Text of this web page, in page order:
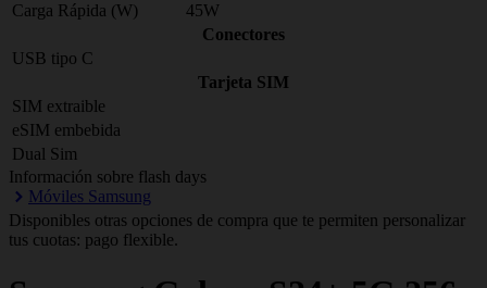
Carga Rápida (W)
45W
Conectores
USB tipo C
Tarjeta SIM
SIM extraible
eSIM embebida
Dual Sim
Información sobre flash days
Móviles Samsung
Disponibles otras opciones de compra que te permiten personalizar
tus cuotas: pago flexible.